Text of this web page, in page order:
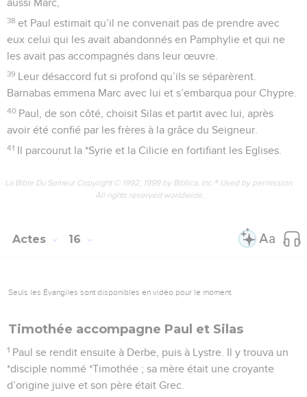
aussi Marc,
38 et Paul estimait qu’il ne convenait pas de prendre avec
eux celui qui les avait abandonnés en Pamphylie et qui ne
les avait pas accompagnés dans leur œuvre.
39 Leur désaccord fut si profond qu’ils se séparèrent.
Barnabas emmena Marc avec lui et s’embarqua pour Chypre.
40 Paul, de son côté, choisit Silas et partit avec lui, après
avoir été confié par les frères à la grâce du Seigneur.
41 Il parcourut la *Syrie et la Cilicie en fortifiant les Eglises.
La Bible Du Semeur Copyright © 1992, 1999 by Biblica, Inc.® Used by permission.
All rights reserved worldwide.
Actes 16
Seuls les Évangiles sont disponibles en vidéo pour le moment.
Timothée accompagne Paul et Silas
1 Paul se rendit ensuite à Derbe, puis à Lystre. Il y trouva un
*disciple nommé *Timothée ; sa mère était une croyante
d’origine juive et son père était Grec.